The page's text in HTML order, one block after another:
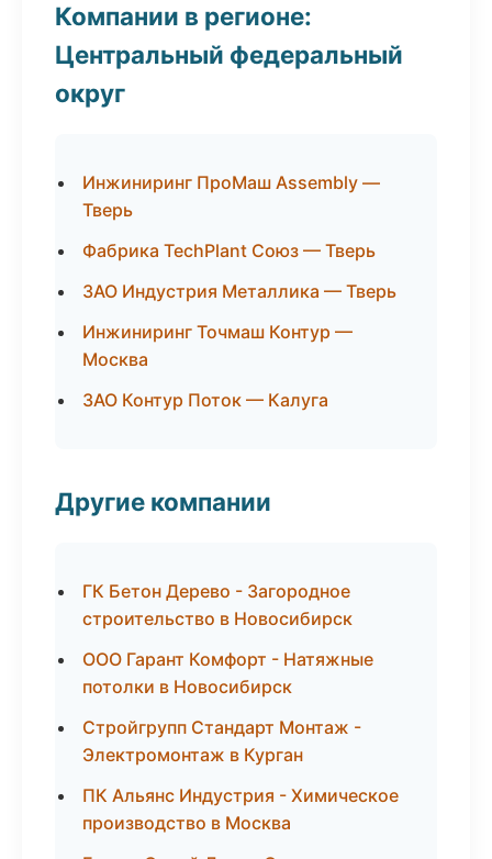
Компании в регионе:
Центральный федеральный
округ
Инжиниринг ПроМаш Assembly —
Тверь
Фабрика TechPlant Союз — Тверь
ЗАО Индустрия Металлика — Тверь
Инжиниринг Точмаш Контур —
Москва
ЗАО Контур Поток — Калуга
Другие компании
ГК Бетон Дерево - Загородное
строительство в Новосибирск
ООО Гарант Комфорт - Натяжные
потолки в Новосибирск
Стройгрупп Стандарт Монтаж -
Электромонтаж в Курган
ПК Альянс Индустрия - Химическое
производство в Москва